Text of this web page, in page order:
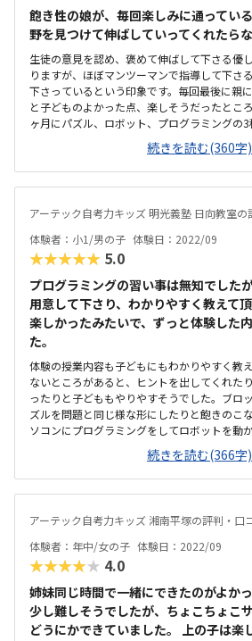
飽き性の娘が、毎回楽しみに通ってい
野を見つけて伸ばしていってくれたら
生徒の意見を認め、褒めて伸ばして下さる優
りますが、ほぼマンツーマンで指導して下さ
下さっているという印象です。毎回最後に親
と子どものよかった点、楽しそうだったとこ
ヶ月にパズル、ロボット、プログラミングの
てくださるので、バランスよく学べます。当
り、駐輪場がとても広いので 子どもと二台で
っています。机と椅子は人数分用意されてお
る場所も広くとってあります。消毒や換気な
グラミングの3種類が学べ、ほぼマンツーマ
で、リーズナブルだと思います。
続きを読む(360字)
アーテック自考力キッズ 明光義塾 日向教室の
体験者：小1/男の子 体験日：2022/09
★★★★★ 5.0
プログラミングの習い事は無知でした
用意して下さり、わかりやすく教えて
楽しかったみたいで、ずっと体験した
た。
体験の授業内容も子どもにもわかりやすく教
ないところがあると、ヒントを出してくれた
ったりと子どももやりやすそうでした。ブロ
ズルを問題と同じ様な形にしたりと飽きのこ
ソコンにプログラミングをしてロボットを動
す。駅の近くですが、騒音も無くとても静か
車場もあるので、雨の日もすぐ入れます。と
で、安心して過ごせました。窓もあるので部
している他の習い事より高めですが、プログ
ことだったので、子どもが集中して楽しんで
わかりやすく教えて下さいました。良い雰囲気
続きを読む(366字)
アーテック自考力キッズ 湘南平塚の評判・口
体験者：年中/女の子 体験日：2022/09
★★★★★ 4.0
姉妹同じ時間で一緒にできたのがよか
少し難しそうでしたが、ちょこちょこ
どうにかできていました。 上の子は楽